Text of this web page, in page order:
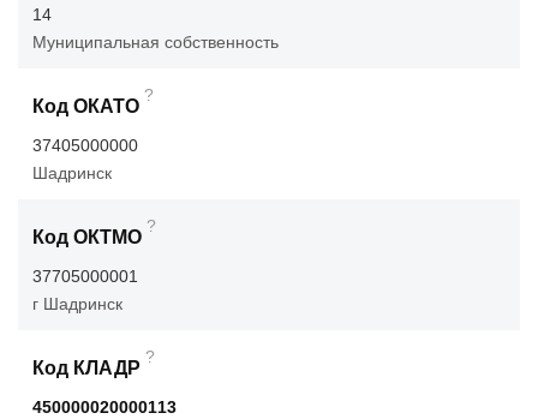
14
Муниципальная собственность
Код ОКАТО
?
37405000000
Шадринск
Код ОКТМО
?
37705000001
г Шадринск
Код КЛАДР
?
450000020000113